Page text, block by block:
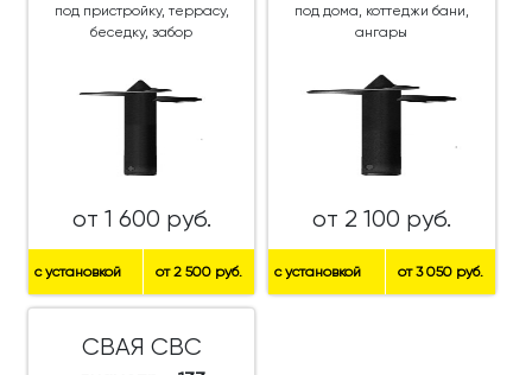
под пристройку, террасу,
беседку, забор
от 1 600 руб.
с установкой от 2 500 руб.
под дома, коттеджи бани,
ангары
от 2 100 руб.
с установкой от 3 050 руб.
СВАЯ СВС